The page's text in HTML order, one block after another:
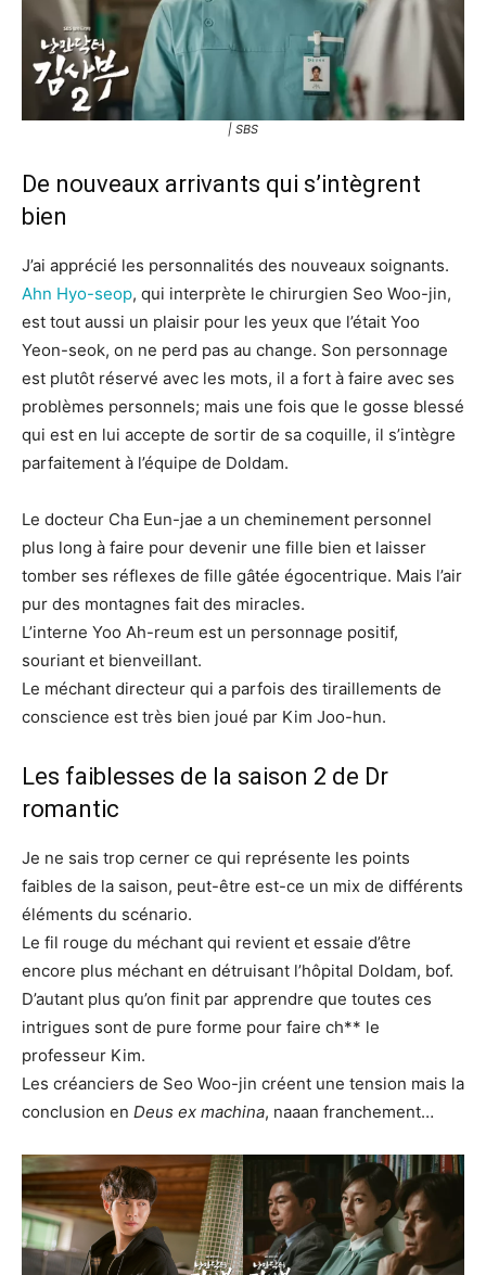
| SBS
De nouveaux arrivants qui s’intègrent
bien
J’ai apprécié les personnalités des nouveaux soignants.
Ahn Hyo-seop, qui interprète le chirurgien Seo Woo-jin,
est tout aussi un plaisir pour les yeux que l’était Yoo
Yeon-seok, on ne perd pas au change. Son personnage
est plutôt réservé avec les mots, il a fort à faire avec ses
problèmes personnels; mais une fois que le gosse blessé
qui est en lui accepte de sortir de sa coquille, il s’intègre
parfaitement à l’équipe de Doldam.
Le docteur Cha Eun-jae a un cheminement personnel
plus long à faire pour devenir une fille bien et laisser
tomber ses réflexes de fille gâtée égocentrique. Mais l’air
pur des montagnes fait des miracles.
L’interne Yoo Ah-reum est un personnage positif,
souriant et bienveillant.
Le méchant directeur qui a parfois des tiraillements de
conscience est très bien joué par Kim Joo-hun.
Les faiblesses de la saison 2 de Dr
romantic
Je ne sais trop cerner ce qui représente les points
faibles de la saison, peut-être est-ce un mix de différents
éléments du scénario.
Le fil rouge du méchant qui revient et essaie d’être
encore plus méchant en détruisant l’hôpital Doldam, bof.
D’autant plus qu’on finit par apprendre que toutes ces
intrigues sont de pure forme pour faire ch** le
professeur Kim.
Les créanciers de Seo Woo-jin créent une tension mais la
conclusion en Deus ex machina, naaan franchement…